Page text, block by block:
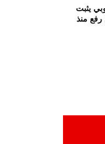
يثبت
رفع منذ